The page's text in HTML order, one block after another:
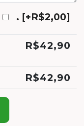
. [+R$2,00]
R$42,90
R$42,90